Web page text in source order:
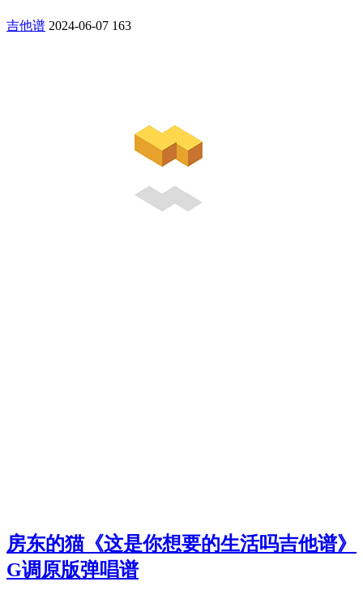
吉他谱 2024-06-07 163
房东的猫《这是你想要的生活吗吉他谱》
G调原版弹唱谱